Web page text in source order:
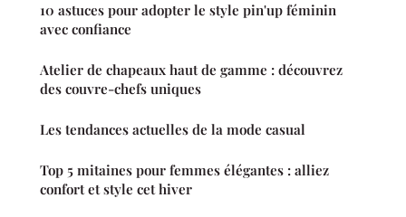
10 astuces pour adopter le style pin'up féminin
avec confiance
Atelier de chapeaux haut de gamme : découvrez
des couvre-chefs uniques
Les tendances actuelles de la mode casual
Top 5 mitaines pour femmes élégantes : alliez
confort et style cet hiver